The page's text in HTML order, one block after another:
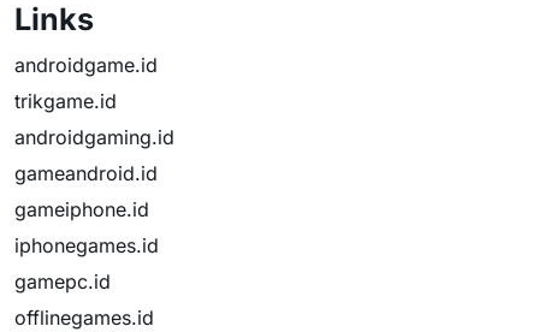
Links
androidgame.id
trikgame.id
androidgaming.id
gameandroid.id
gameiphone.id
iphonegames.id
gamepc.id
offlinegames.id